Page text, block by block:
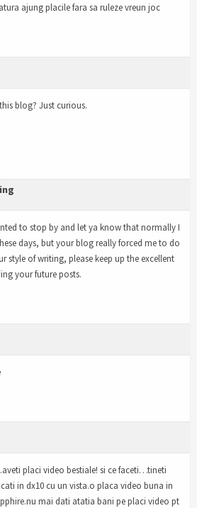
ajung placile fara sa ruleze vreun joc
blog? Just curious.
to stop by and let ya know that normally I
days, but your blog really forced me to do
style of writing, please keep up the excellent
your future posts.
placi video bestiale! si ce faceti…tineti
in dx10 cu un vista.o placa video buna in
mai dati atatia bani pe placi video pt